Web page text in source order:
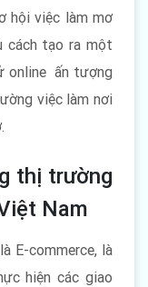
hội việc làm mơ
cách tạo ra một
online ấn tượng
việc làm nơi
thị trường
Nam
E-commerce, là
hiện các giao